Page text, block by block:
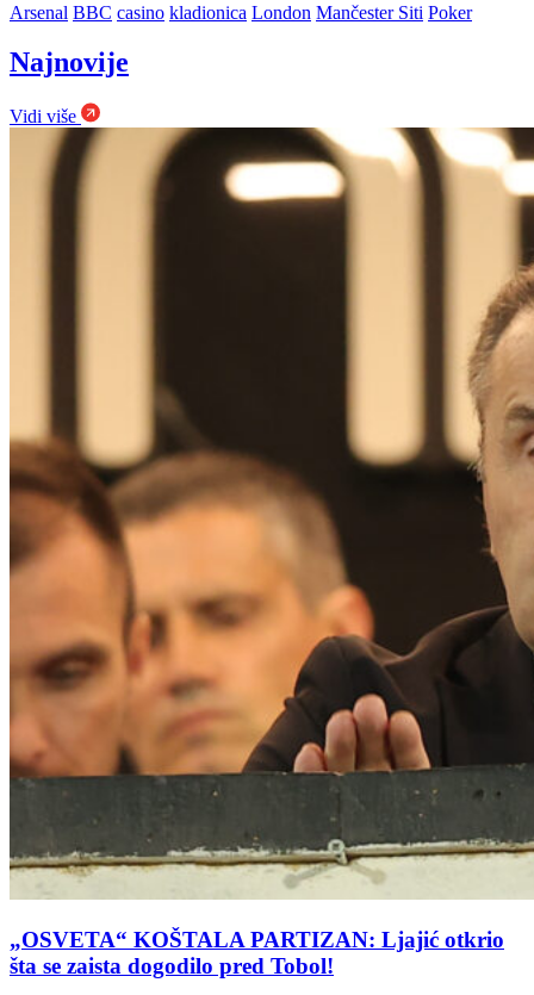
Arsenal BBC casino kladionica London Mančester Siti Poker
Najnovije
Vidi više
„OSVETA“ KOŠTALA PARTIZAN: Ljajić otkrio
šta se zaista dogodilo pred Tobol!